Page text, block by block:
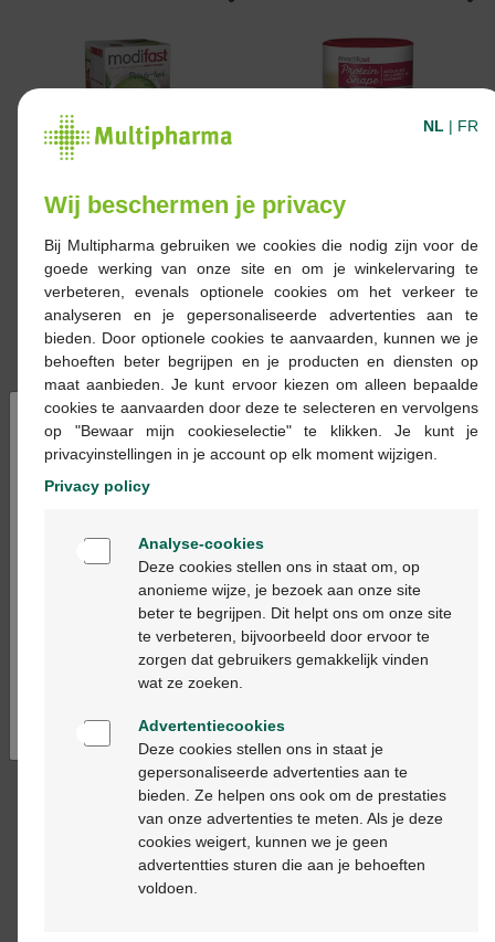
Modifast intensive
Pomme de terre
Poireau soup 8x55g
Modifast Protein Shape
Vanilla Milkshake 420g
4,55 €
vanilla flavoured drink
9,45 €
Modifast intensive
vanilla flavoured
pudding 8x55g
Modifast protein shape
bar.choc. 6x27g
cfr.2901866
×
Welkom
Bienvenue
Ga verder in het nederlands
Continuez en français
NL | FR
Wij beschermen je privacy
Bij Multipharma gebruiken we cookies die nodig zijn voor de
goede werking van onze site en om je winkelervaring te
verbeteren, evenals optionele cookies om het verkeer te
analyseren en je gepersonaliseerde advertenties aan te
bieden. Door optionele cookies te aanvaarden, kunnen we je
behoeften beter begrijpen en je producten en diensten op
maat aanbieden. Je kunt ervoor kiezen om alleen bepaalde
cookies te aanvaarden door deze te selecteren en vervolgens
op "Bewaar mijn cookieselectie" te klikken. Je kunt je
privacyinstellingen in je account op elk moment wijzigen.
Privacy policy
Analyse-cookies
Deze cookies stellen ons in staat om, op
anonieme wijze, je bezoek aan onze site
beter te begrijpen. Dit helpt ons om onze site
te verbeteren, bijvoorbeeld door ervoor te
zorgen dat gebruikers gemakkelijk vinden
wat ze zoeken.
Advertentiecookies
Deze cookies stellen ons in staat je
gepersonaliseerde advertenties aan te
bieden. Ze helpen ons ook om de prestaties
van onze advertenties te meten. Als je deze
cookies weigert, kunnen we je geen
advertentties sturen die aan je behoeften
voldoen.